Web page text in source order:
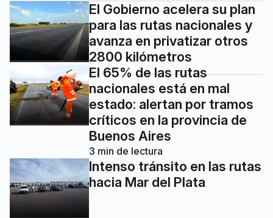
El Gobierno acelera su plan
para las rutas nacionales y
avanza en privatizar otros
2800 kilómetros
El 65% de las rutas
nacionales está en mal
estado: alertan por tramos
críticos en la provincia de
Buenos Aires
3 min de lectura
Intenso tránsito en las rutas
hacia Mar del Plata